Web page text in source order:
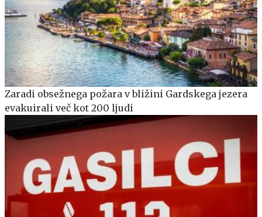
Zaradi obsežnega požara v bližini Gardskega jezera
evakuirali več kot 200 ljudi